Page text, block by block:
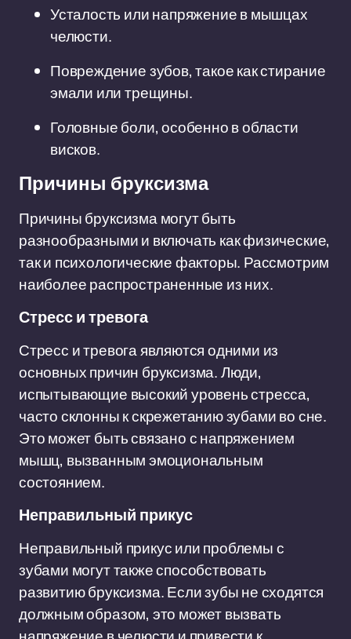
Усталость или напряжение в мышцах
челюсти.
Повреждение зубов, такое как стирание
эмали или трещины.
Головные боли, особенно в области
висков.
Причины бруксизма
Причины бруксизма могут быть
разнообразными и включать как физические,
так и психологические факторы. Рассмотрим
наиболее распространенные из них.
Стресс и тревога
Стресс и тревога являются одними из
основных причин бруксизма. Люди,
испытывающие высокий уровень стресса,
часто склонны к скрежетанию зубами во сне.
Это может быть связано с напряжением
мышц, вызванным эмоциональным
состоянием.
Неправильный прикус
Неправильный прикус или проблемы с
зубами могут также способствовать
развитию бруксизма. Если зубы не сходятся
должным образом, это может вызвать